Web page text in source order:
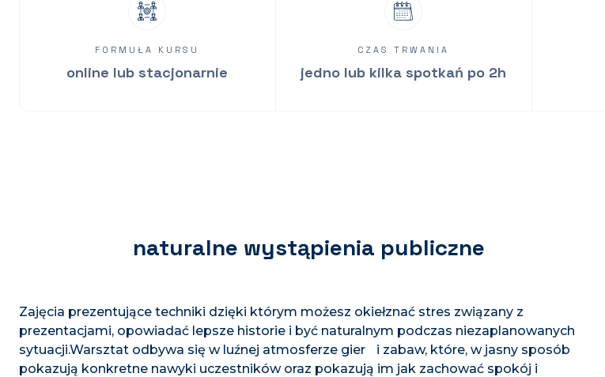
FORMUŁA KURSU
online lub stacjonarnie
CZAS TRWANIA
jedno lub kilka spotkań po 2h
naturalne wystąpienia publiczne
Zajęcia prezentujące techniki dzięki którym możesz okiełznać stres związany z
prezentacjami, opowiadać lepsze historie i być naturalnym podczas niezaplanowanych
sytuacji.Warsztat odbywa się w luźnej atmosferze gier i zabaw, które, w jasny sposób
pokazują konkretne nawyki uczestników oraz pokazują im jak zachować spokój i